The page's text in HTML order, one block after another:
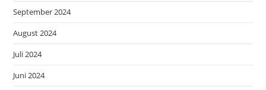
September 2024
August 2024
Juli 2024
Juni 2024